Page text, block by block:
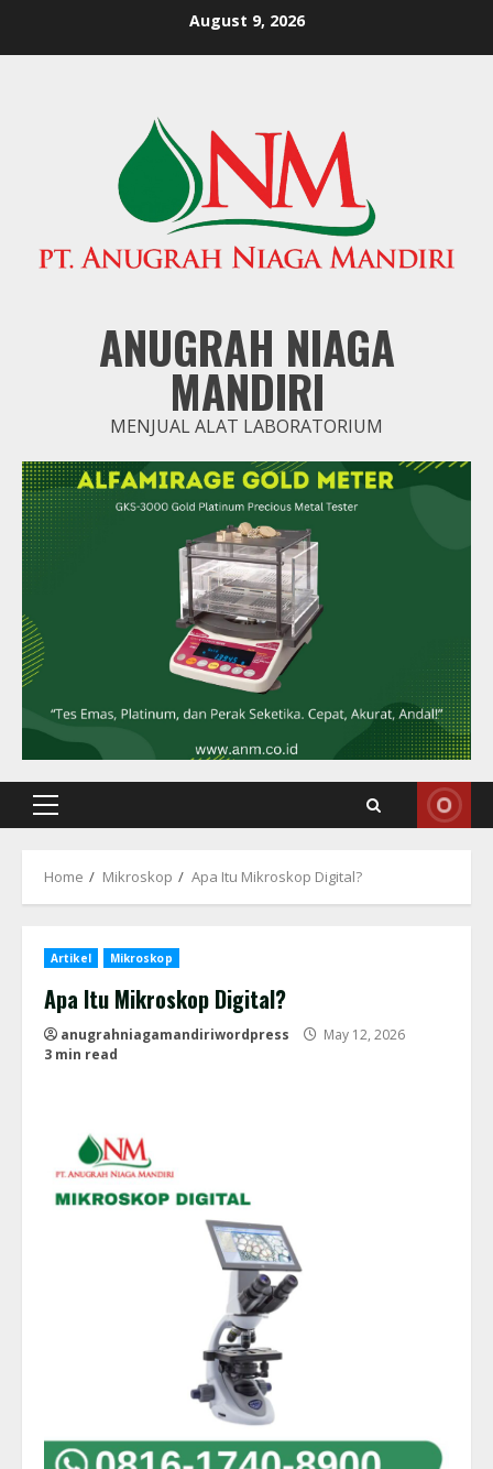
August 9, 2026
ANUGRAH NIAGA
MANDIRI
MENJUAL ALAT LABORATORIUM
Primary
Home Mikroskop Apa Itu Mikroskop Digital?
Artikel Mikroskop
Apa Itu Mikroskop Digital?
anugrahniagamandiriwordpress
May 12, 2026
3 min read